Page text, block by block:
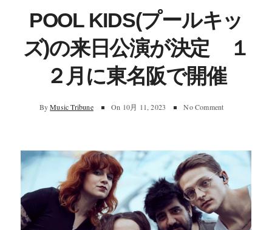
POOL KIDS(プールキッ
ズ)の来日公演が決定 １
２月に東名阪で開催
By Music Tribune On 10月 11, 2023 No Comment